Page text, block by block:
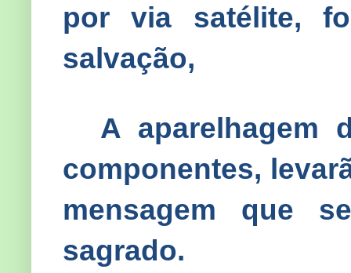
por via satélite,
salvação,
A aparelhagem
componentes,
mensagem que
sagrado.